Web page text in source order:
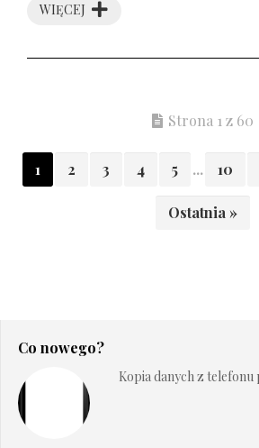
WIĘCEJ
Strona 1 z 60
1 2 3 4 5 ... 10
Ostatnia »
Co nowego?
Kopia danych z